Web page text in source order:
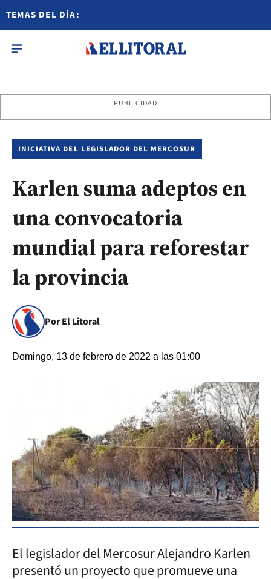
TEMAS DEL DÍA:
PUBLICIDAD
INICIATIVA DEL LEGISLADOR DEL MERCOSUR
Karlen suma adeptos en
una convocatoria
mundial para reforestar
la provincia
Por El Litoral
Domingo, 13 de febrero de 2022 a las 01:00
El legislador del Mercosur Alejandro Karlen
presentó un proyecto que promueve una